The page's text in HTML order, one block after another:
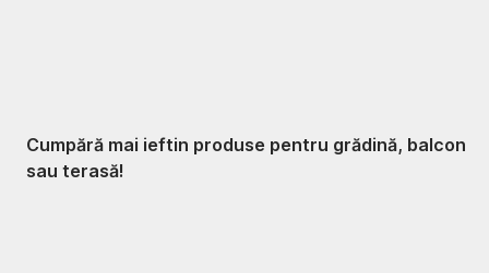
Cumpără mai ieftin produse pentru grădină, balcon
sau terasă!